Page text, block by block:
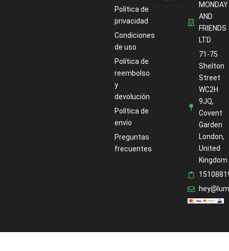
Política de
privacidad
Condiciones
de uso
Política de
reembolso
y
devolución
Política de
envío
Preguntas
frecuentes
MONDAY
AND
FRIENDS
LTD
71-75
Shelton
Street
WC2H
9JQ,
Covent
Garden
London,
United
Kingdom